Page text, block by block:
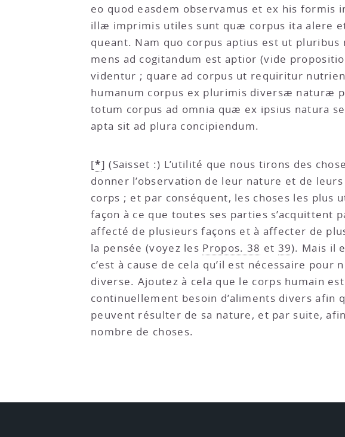
eo quod easdem observamus et ex his
illæ imprimis utiles sunt quæ corpus ita alere
queant. Nam quo corpus aptius est ut
mens ad cogitandum est aptior (vide
videntur ; quare ad corpus ut requiritur
humanum corpus ex plurimis diversæ naturæ
totum corpus ad omnia quæ ex ipsius natura
apta sit ad plura concipiendum.
[*](Saisset :) L’utilité que nous tirons des
donner l’observation de leur nature et de
corps ; et par conséquent, les choses les
façon à ce que toutes ses parties
affecté de plusieurs façons et à affecter de
la pensée (voyez les Propos. 38 et 39). Mais il
c’est à cause de cela qu’il est nécessaire
diverse. Ajoutez à cela que le corps humain
continuellement besoin d’aliments divers
peuvent résulter de sa nature, et par suite,
nombre de choses.